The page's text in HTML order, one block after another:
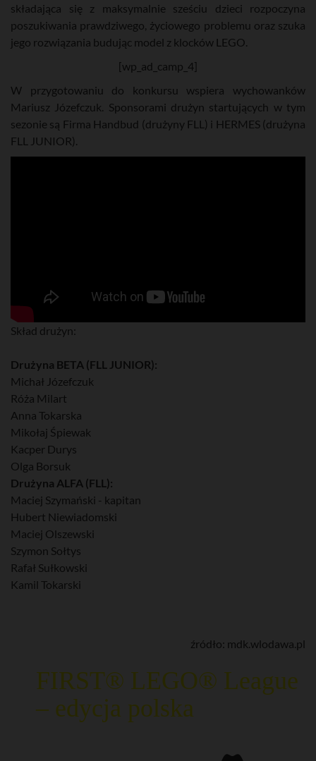
składająca się z maksymalnie sześciu dzieci rozpoczyna
poszukiwania prawdziwego, życiowego problemu oraz szuka
jego rozwiązania budując model z klocków LEGO.
[wp_ad_camp_4]
W przygotowaniu do konkursu wspiera wychowanków
Mariusz Józefczuk. Sponsorami drużyn startujących w tym
sezonie są Firma Handbud (drużyny FLL) i HERMES (drużyna
FLL JUNIOR).
Skład drużyn:
Drużyna BETA (FLL JUNIOR):
Michał Józefczuk
Róża Milart
Anna Tokarska
Mikołaj Śpiewak
Kacper Durys
Olga Borsuk
Drużyna ALFA (FLL):
Maciej Szymański - kapitan
Hubert Niewiadomski
Maciej Olszewski
Szymon Sołtys
Rafał Sułkowski
Kamil Tokarski
źródło: mdk.wlodawa.pl
FIRST® LEGO® League
– edycja polska